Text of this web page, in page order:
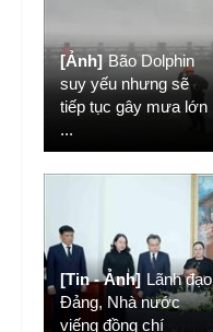
[Ảnh] Bão Dolphin
suy yếu nhưng sẽ
tiếp tục gây mưa lớn
...
[Tin - Ảnh] Lãnh đạo
Đảng, Nhà nước
viếng đồng chí